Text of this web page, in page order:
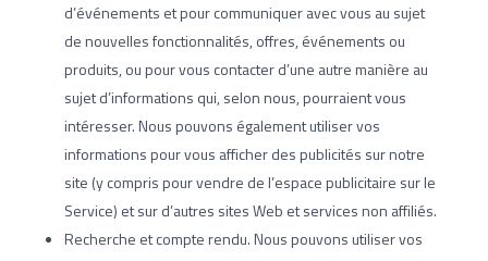
d’événements et pour communiquer avec vous au sujet
de nouvelles fonctionnalités, offres, événements ou
produits, ou pour vous contacter d’une autre manière au
sujet d’informations qui, selon nous, pourraient vous
intéresser. Nous pouvons également utiliser vos
informations pour vous afficher des publicités sur notre
site (y compris pour vendre de l’espace publicitaire sur le
Service) et sur d’autres sites Web et services non affiliés.
Recherche et compte rendu. Nous pouvons utiliser vos